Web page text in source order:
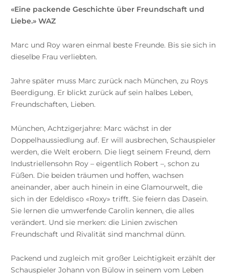
«Eine packende Geschichte über Freundschaft und
Liebe.» WAZ
Marc und Roy waren einmal beste Freunde. Bis sie sich in
dieselbe Frau verliebten.
Jahre später muss Marc zurück nach München, zu Roys
Beerdigung. Er blickt zurück auf sein halbes Leben,
Freundschaften, Lieben.
München, Achtzigerjahre: Marc wächst in der
Doppelhaussiedlung auf. Er will ausbrechen, Schauspieler
werden, die Welt erobern. Die liegt seinem Freund, dem
Industriellensohn Roy – eigentlich Robert –, schon zu
Füßen. Die beiden träumen und hoffen, wachsen
aneinander, aber auch hinein in eine Glamourwelt, die
sich in der Edeldisco «Roxy» trifft. Sie feiern das Dasein.
Sie lernen die umwerfende Carolin kennen, die alles
verändert. Und sie merken: die Linien zwischen
Freundschaft und Rivalität sind manchmal dünn.
Packend und zugleich mit großer Leichtigkeit erzählt der
Schauspieler Johann von Bülow in seinem vom Leben